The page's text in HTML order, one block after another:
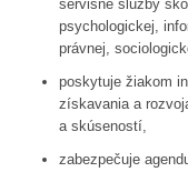
servisné služby
psychologickej,
právnej,
poskytuje žiakom
získavania a
a skúseností,
zabezpečuje